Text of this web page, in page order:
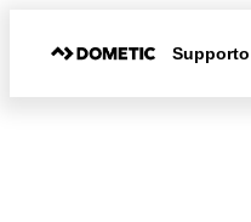
Supporto